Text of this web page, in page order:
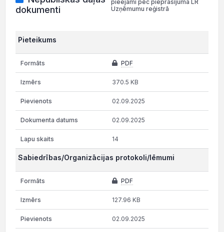
dokumenti
pieejami pēc pieprasījuma LR
Uzņēmumu reģistrā
Pieteikums
PDF
370.5 KB
02.09.2025
02.09.2025
14
Sabiedrības/Organizācijas protokoli/lēmumi
PDF
127.96 KB
02.09.2025